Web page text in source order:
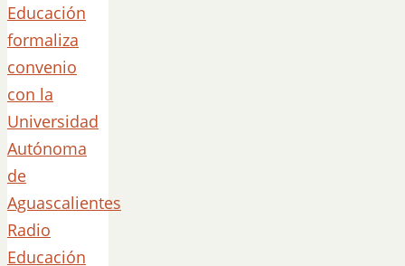
Educación
formaliza
convenio
con la
Universidad
Autónoma
de
Aguascalientes
Radio
Educación